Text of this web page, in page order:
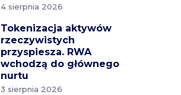
4 sierpnia 2026
Tokenizacja aktywów
rzeczywistych
przyspiesza. RWA
wchodzą do głównego
nurtu
3 sierpnia 2026